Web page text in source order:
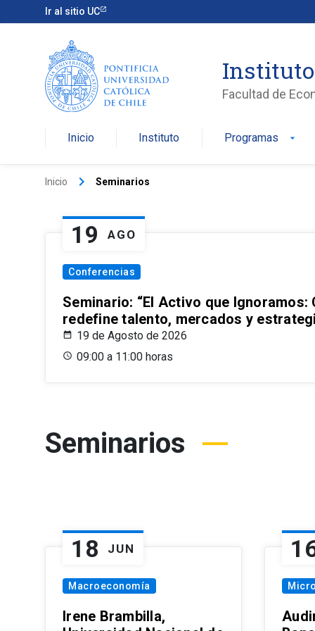
Ir al sitio UC
Facultad de
Inicio Instituto Programas arrow_drop_down
Inicio keyboard_arrow_right Seminarios
19 AGO
Conferencias
Seminario: “El Activo que
redefine talento, mercados y
19 de Agosto de 2026
09:00 a 11:00 horas
Seminarios
18 JUN
Macroeconomía
Irene Brambilla,